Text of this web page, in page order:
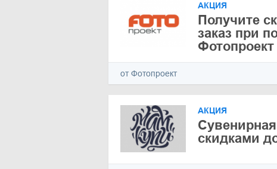
АКЦИЯ
Получите
заказ при
Фотопроект
от Фотопроект
АКЦИЯ
скидками